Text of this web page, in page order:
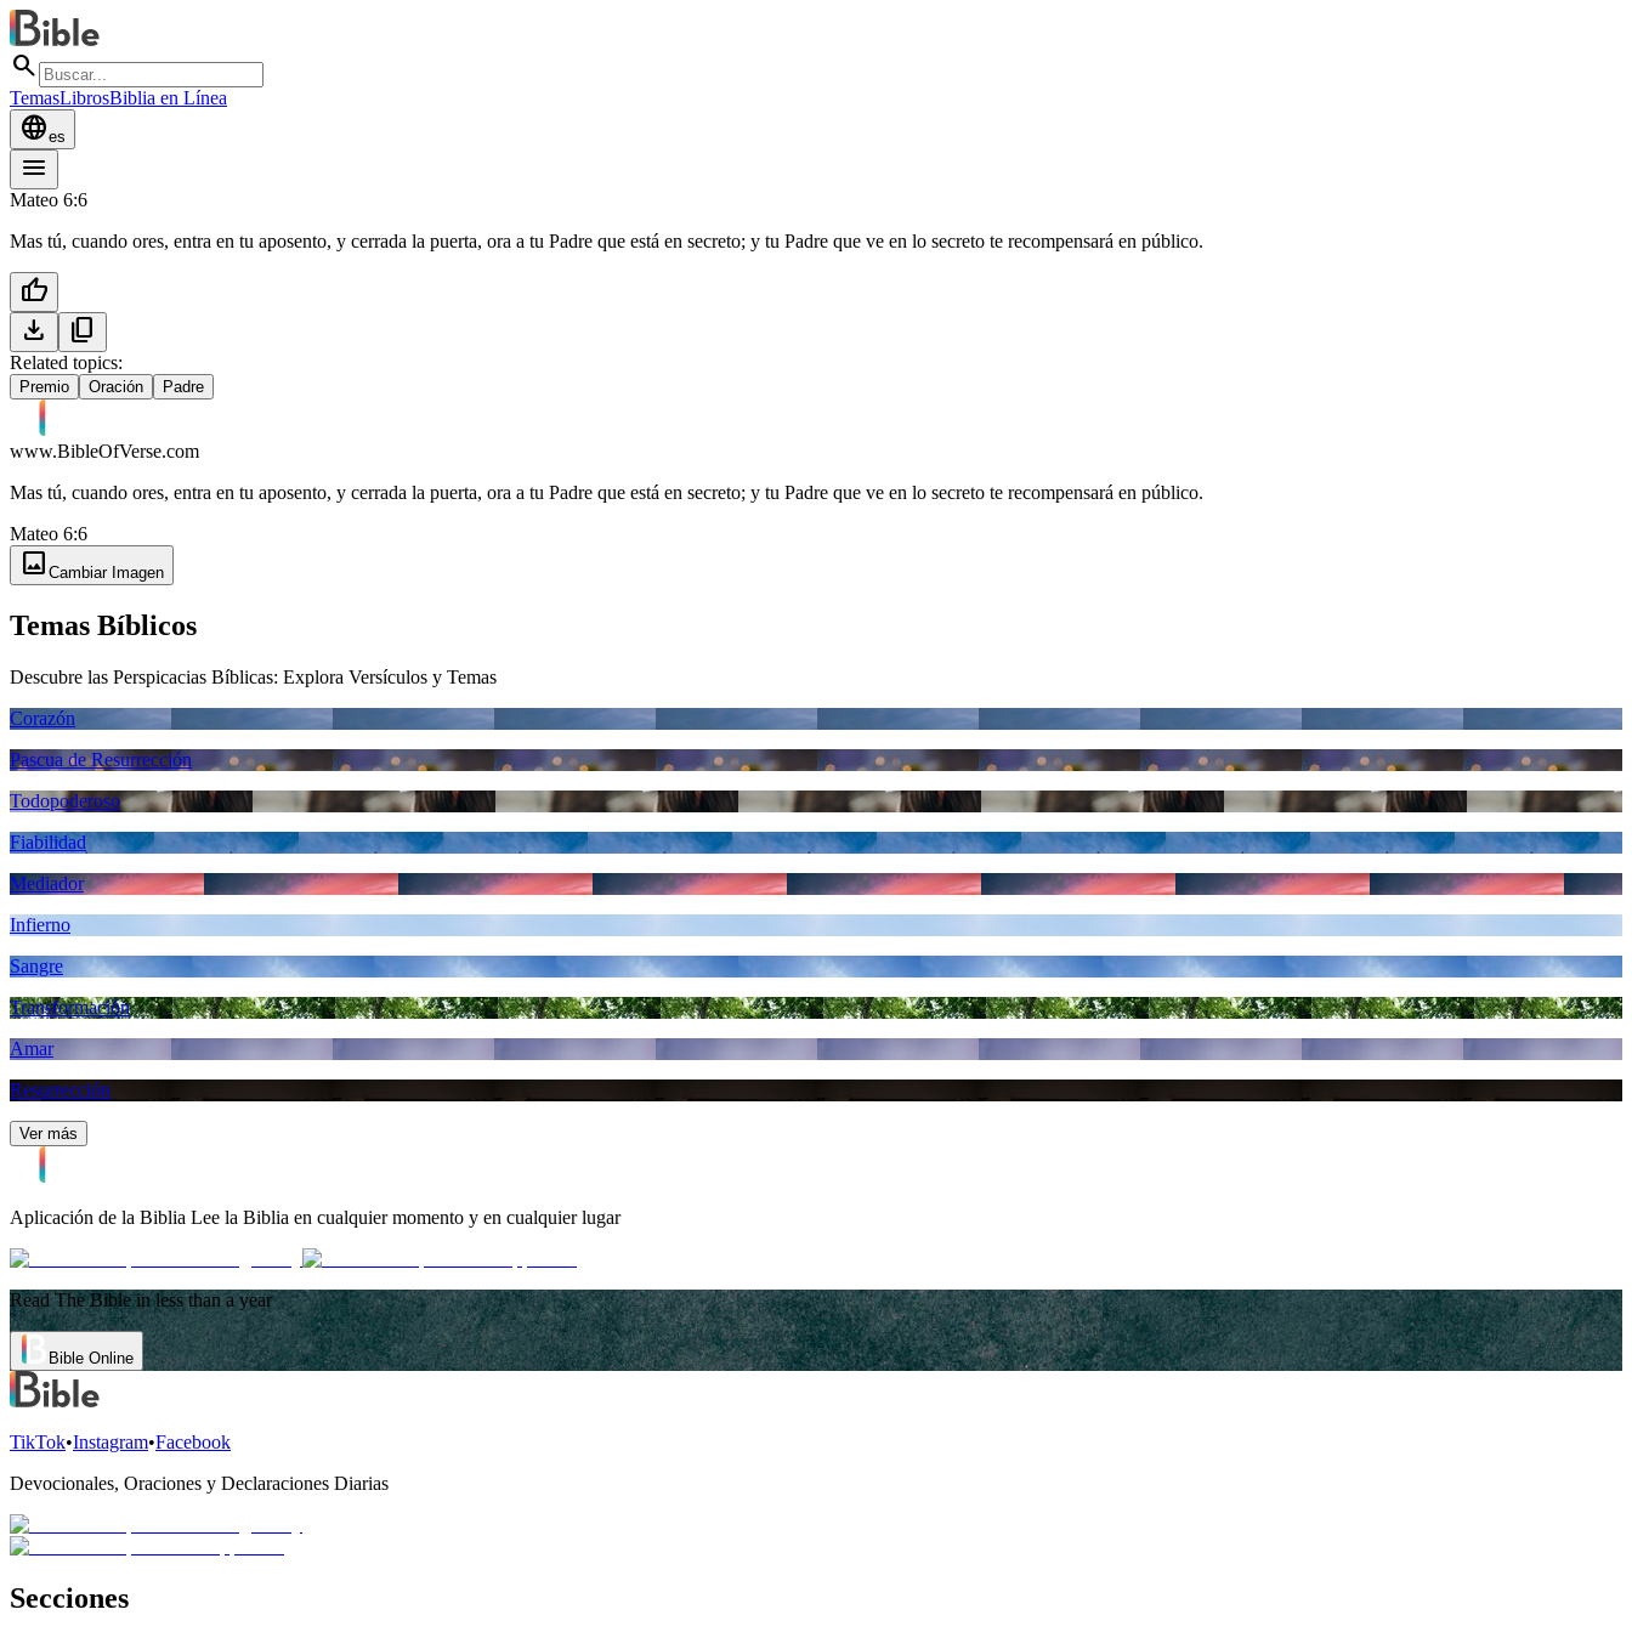
search
TemasLibrosBiblia en Línea
languagees
menu
Mateo 6:6
Mas tú, cuando ores, entra en tu aposento, y cerrada la puerta, ora a tu Padre que está en secreto; y tu Padre que ve en lo secreto te recompensará en público.
thumb_up
download
content_copy
Related topics:
Premio Oración Padre
www.BibleOfVerse.com
Mas tú, cuando ores, entra en tu aposento, y cerrada la puerta, ora a tu Padre que está en secreto; y tu Padre que ve en lo secreto te recompensará en público.
Mateo 6:6
image Cambiar Imagen
Temas Bíblicos
Descubre las Perspicacias Bíblicas: Explora Versículos y Temas
Corazón
Pascua de Resurrección
Todopoderoso
Fiabilidad
Mediador
Infierno
Sangre
Transformación
Amar
Resurrección
Ver más
Aplicación de la Biblia Lee la Biblia en cualquier momento y en cualquier lugar
Read The Bible in less than a year
Bible Online
TikTok•Instagram•Facebook
Devocionales, Oraciones y Declaraciones Diarias
Secciones